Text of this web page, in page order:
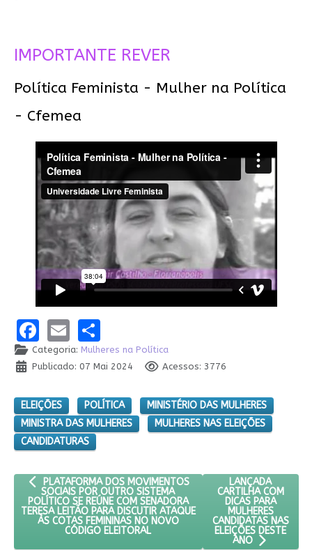
IMPORTANTE REVER
Política Feminista - Mulher na Política
- Cfemea
Facebook
EmailShare
Categoria: Mulheres na Política
Publicado: 07 Mai 2024
Acessos: 3776
ELEIÇÕES POLÍTICA
MINISTÉRIO DAS MULHERES
MINISTRA DAS MULHERES
MULHERES NAS ELEIÇÕES
CANDIDATURAS
ARTIGO ANTERIOR: PLATAFORMA DOS MOVIMENTOS SOCIAIS
PLATAFORMA DOS MOVIMENTOS
SOCIAIS POR OUTRO SISTEMA
POLÍTICO SE REÚNE COM SENADORA
TERESA LEITÃO PARA DISCUTIR ATAQUE
ÀS COTAS FEMININAS NO NOVO
CÓDIGO ELEITORAL
PRÓXIMO
LANÇADA
CARTILHA COM
DICAS PARA
MULHERES
CANDIDATAS NAS
ELEIÇÕES DESTE
ANO